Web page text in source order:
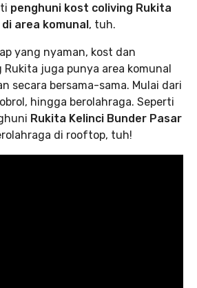
penghuni kost coliving Rukita
area komunal, tuh.
yang nyaman, kost dan
juga punya area komunal
secara bersama-sama. Mulai dari
hingga berolahraga. Seperti
Rukita Kelinci Bunder Pasar
di rooftop, tuh!